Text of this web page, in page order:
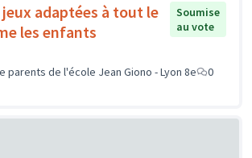
jeux adaptées à tout le
les enfants
Soumise
au vote
parents de l'école Jean Giono - Lyon 8e
0